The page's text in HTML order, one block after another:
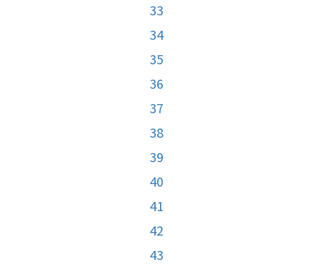
33
34
35
36
37
38
39
40
41
42
43